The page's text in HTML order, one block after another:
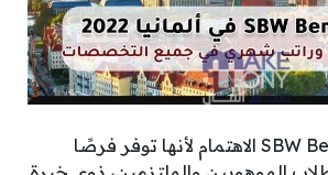
تستحق منحة SBW Berlin الاهتمام لأنها توفر فرصًا